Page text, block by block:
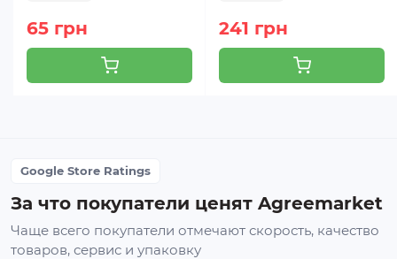
65 грн 241 грн
Google Store Ratings
За что покупатели ценят Agreemarket
Чаще всего покупатели отмечают скорость, качество
товаров, сервис и упаковку